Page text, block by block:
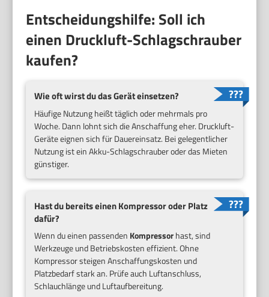
Entscheidungshilfe: Soll ich
einen Druckluft-Schlagschrauber
kaufen?
Wie oft wirst du das Gerät einsetzen?
Häufige Nutzung heißt täglich oder mehrmals pro
Woche. Dann lohnt sich die Anschaffung eher. Druckluft-
Geräte eignen sich für Dauereinsatz. Bei gelegentlicher
Nutzung ist ein Akku-Schlagschrauber oder das Mieten
günstiger.
Hast du bereits einen Kompressor oder Platz
dafür?
Wenn du einen passenden Kompressorhast, sind
Werkzeuge und Betriebskosten effizient. Ohne
Kompressor steigen Anschaffungskosten und
Platzbedarf stark an. Prüfe auch Luftanschluss,
Schlauchlänge und Luftaufbereitung.